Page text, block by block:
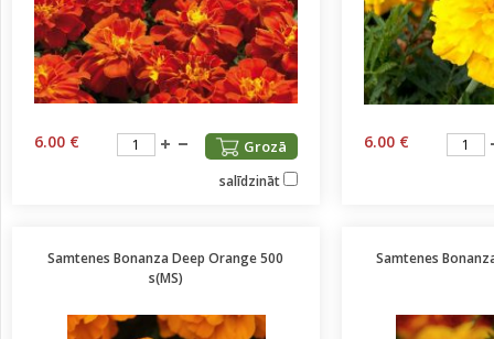
6.00 € Grozā
salīdzināt
6.00 €
Samtenes Bonanza Deep Orange 500
s(MS)
Samtenes